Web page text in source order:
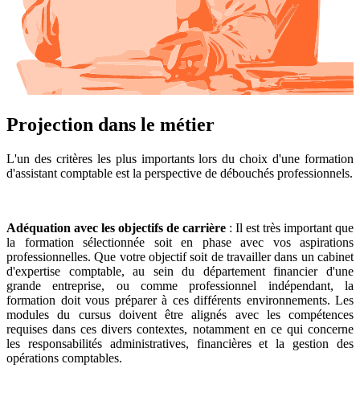
Projection dans le métier
L'un des critères les plus importants lors du choix d'une formation
d'assistant comptable est la perspective de débouchés professionnels.
Adéquation avec les objectifs de carrière : Il est très important que
la formation sélectionnée soit en phase avec vos aspirations
professionnelles. Que votre objectif soit de travailler dans un cabinet
d'expertise comptable, au sein du département financier d'une
grande entreprise, ou comme professionnel indépendant, la
formation doit vous préparer à ces différents environnements. Les
modules du cursus doivent être alignés avec les compétences
requises dans ces divers contextes, notamment en ce qui concerne
les responsabilités administratives, financières et la gestion des
opérations comptables.